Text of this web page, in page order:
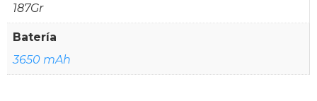
187Gr
Batería
3650 mAh